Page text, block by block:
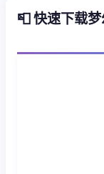
📮 快速下载